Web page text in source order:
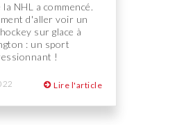
la NHL a commencé.
d'aller voir un
sur glace à
: un sport
!
Lire l'article